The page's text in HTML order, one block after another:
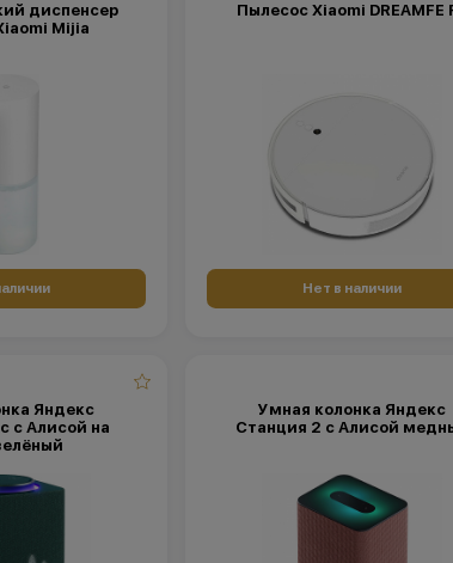
диспенсер
Mijia
Пылесос Xiaomi DREAMFE
Нет в наличии
Яндекс
с Алисой на
Умная колонка Яндекс
Станция 2 с Алисой